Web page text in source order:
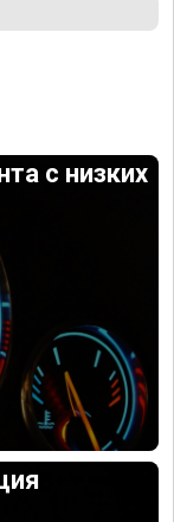
с низких